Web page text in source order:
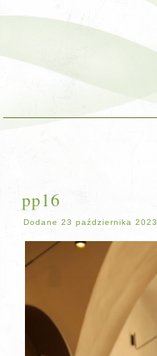
pp16
Dodane 23 października 2023